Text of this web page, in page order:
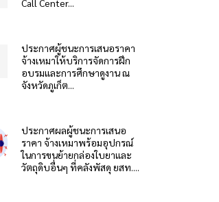
Call Center...
ประกาศผู้ชนะการเสนอราคา
จ้างเหมาให้บริการจัดการฝึก
อบรมและการศึกษาดูงาน ณ
จังหวัดภูเก็ต...
ประกาศผลผู้ชนะการเสนอ
ราคา จ้างเหมาพร้อมอุปกรณ์
ในการขนย้ายกล่องใบยาและ
วัตถุดิบอื่นๆ ที่คลังพัสดุ ยสท....